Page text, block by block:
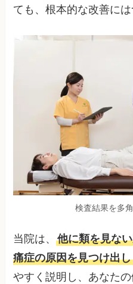
ても、根本的な改善に
検査結果を多
当院は、他に類を見な
痛症の原因を見つけ出
やすく説明し、あなた